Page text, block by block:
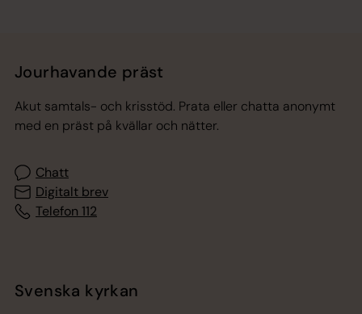
Jourhavande präst
Akut samtals- och krisstöd. Prata eller chatta anonymt
med en präst på kvällar och nätter.
Chatt
Digitalt brev
Telefon 112
Svenska kyrkan